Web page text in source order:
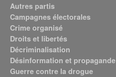
Autres partis
Campagnes électorales
Crime organisé
Droits et libertés
Décriminalisation
Désinformation et propagande
Guerre contre la drogue